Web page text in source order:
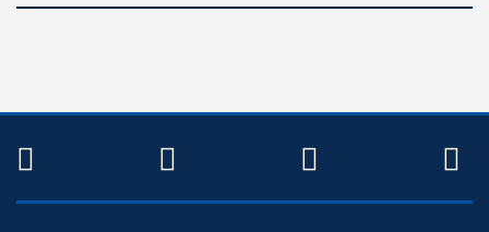
TWITTER FACEBOOKYOUTUBE